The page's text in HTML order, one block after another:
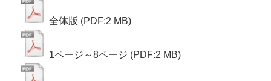
全体版 (PDF:2 MB)
1ページ～8ページ (PDF:2 MB)